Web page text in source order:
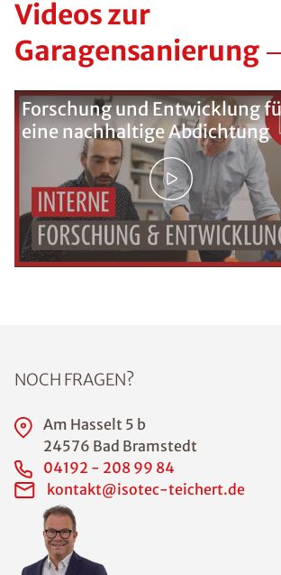
Videos zur
Garagensanierung
Forschung und Entwicklung
eine nachhaltige Abdichtung
NOCH FRAGEN?
Am Hasselt 5 b
24576 Bad Bramstedt
04192 - 208 99 84
kontakt@isotec-teichert.de